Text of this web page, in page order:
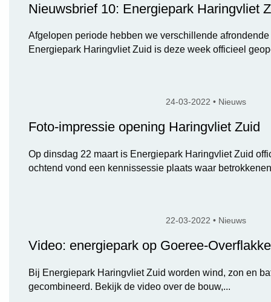
Nieuwsbrief 10: Energiepark Haringvliet
Afgelopen periode hebben we verschillende
Energiepark Haringvliet Zuid is deze week officieel
24-03-2022 • Nieuws
Foto-impressie opening Haringvliet Zuid
Op dinsdag 22 maart is Energiepark Haringvliet Zuid
ochtend vond een kennissessie plaats waar
22-03-2022 • Nieuws
Video: energiepark op Goeree-
Bij Energiepark Haringvliet Zuid worden wind, zon en
gecombineerd. Bekijk de video over de bouw,...